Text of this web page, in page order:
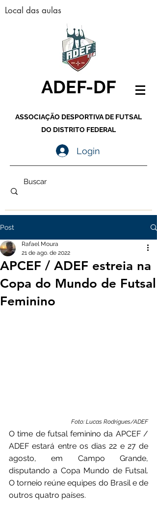
Local das aulas
ADEF-DF
ASSOCIAÇÃO DESPORTIVA DE FUTSAL
DO DISTRITO FEDERAL
Login
Post
APCEF / ADEF estreia na
Copa do Mundo de Futsal
Feminino
Rafael Moura
21 de ago. de 2022
Foto: Lucas Rodrigues/ADEF
O time de futsal feminino da APCEF /
ADEF estará entre os dias 22 e 27 de
agosto, em Campo Grande,
disputando a Copa Mundo de Futsal.
O torneio reúne equipes do Brasil e de
outros quatro países.